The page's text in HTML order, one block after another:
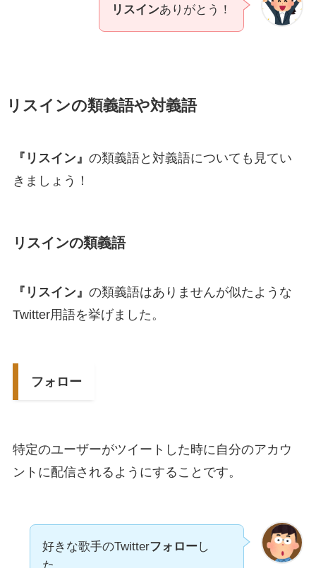
リスインありがとう！
リスインの類義語や対義語
『リスイン』 の類義語と対義語についても見てい
きましょう！
リスインの類義語
『リスイン』 の類義語はありませんが似たような
Twitter用語を挙げました。
フォロー
特定のユーザーがツイートした時に自分のアカウ
ントに配信されるようにすることです。
好きな歌手のTwitterフォローし